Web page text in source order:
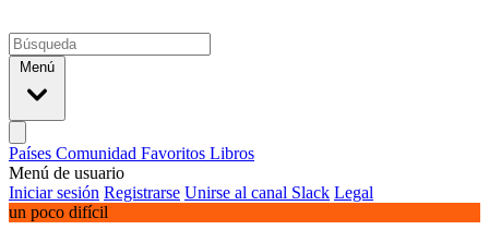
Menú
Países Comunidad Favoritos Libros
Menú de usuario
Iniciar sesión Registrarse Unirse al canal Slack Legal
un poco difícil